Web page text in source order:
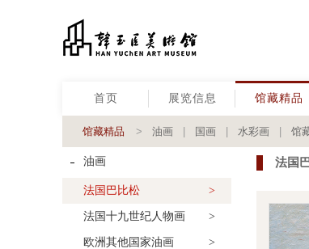
首页 展览信息 馆藏精品
馆藏精品 > 油画 国画 水彩画 馆
油画
法国巴比松
>
法国十九世纪人物画
>
欧洲其他国家油画
>
法国